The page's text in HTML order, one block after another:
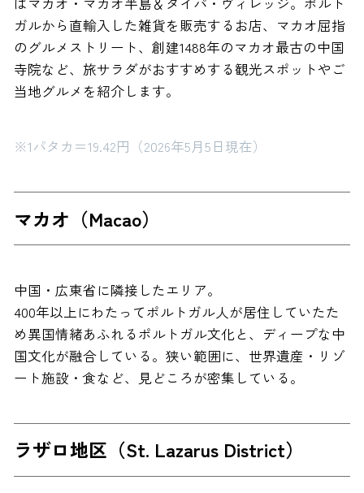
ガルから直輸入した雑貨を販売するお店、マカオ屈指
のグルメストリート、創建1488年のマカオ最古の中国
寺院など、旅サラダがおすすめする観光スポットやご
当地グルメを紹介します。
※1パタカ＝19.42円（2026年5月5日現在）
マカオ（Macao）
中国・広東省に隣接したエリア。
400年以上にわたってポルトガル人が居住していたた
め異国情緒あふれるポルトガル文化と、ディープな中
国文化が融合している。狭い範囲に、世界遺産・リゾ
ート施設・食など、見どころが密集している。
ラザロ地区（St. Lazarus District）